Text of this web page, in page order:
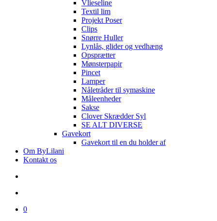
Vlieseline
Textil lim
Projekt Poser
Clips
Snørre Huller
Lynlås, glider og vedhæng
Opsprætter
Mønsterpapir
Pincet
Lamper
Nåletråder til symaskine
Måleenheder
Sakse
Clover Skrædder Syl
SE ALT DIVERSE
Gavekort
Gavekort til en du holder af
Om ByLilani
Kontakt os
0